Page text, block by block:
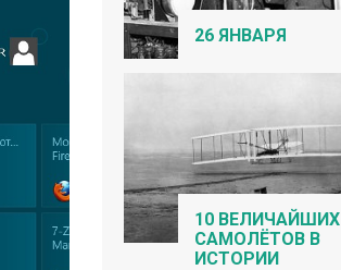
26 ЯНВАРЯ
10 ВЕЛИЧАЙШИХ
САМОЛЁТОВ В
ИСТОРИИ